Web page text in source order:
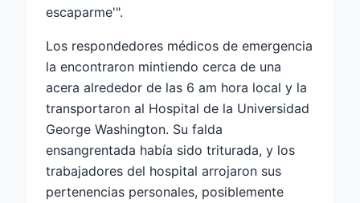
escaparme'".
Los respondedores médicos de emergencia
la encontraron mintiendo cerca de una
acera alrededor de las 6 am hora local y la
transportaron al Hospital de la Universidad
George Washington. Su falda
ensangrentada había sido triturada, y los
trabajadores del hospital arrojaron sus
pertenencias personales, posiblemente